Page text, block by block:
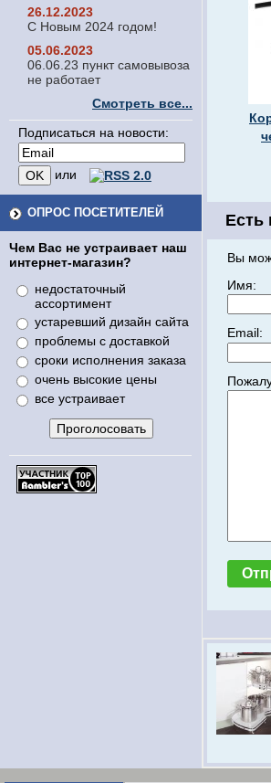
26.12.2023
С Новым 2024 годом!
05.06.2023
06.06.23 пункт самовывоза
не работает
Смотреть все...
Подписаться на новости:
или
ОПРОС ПОСЕТИТЕЛЕЙ
Чем Вас не устраивает наш
интернет-магазин?
недостаточный
ассортимент
устаревший дизайн сайта
проблемы с доставкой
сроки исполнения заказа
очень высокие цены
все устраивает
Есть
Вы
Имя:
Email: